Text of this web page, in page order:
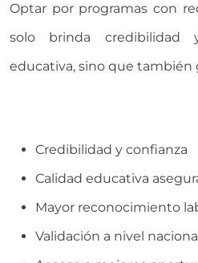
Optar por programas con
solo brinda credibilidad
educativa, sino que también
Credibilidad y confianza
Calidad educativa
Mayor reconocimiento
Validación a nivel